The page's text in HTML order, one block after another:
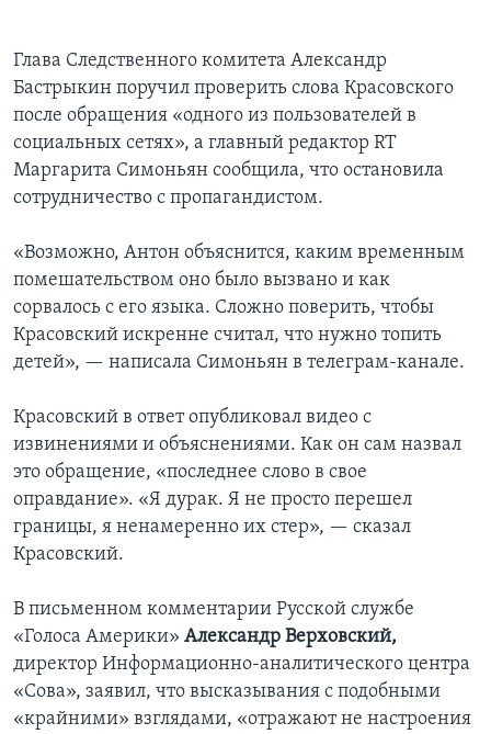
Глава Следственного комитета Александр
Бастрыкин поручил проверить слова Красовского
после обращения «одного из пользователей в
социальных сетях», а главный редактор RT
Маргарита Симоньян сообщила, что остановила
сотрудничество с пропагандистом.
«Возможно, Антон объяснится, каким временным
помешательством оно было вызвано и как
сорвалось с его языка. Сложно поверить, чтобы
Красовский искренне считал, что нужно топить
детей», — написала Симоньян в телеграм-канале.
Красовский в ответ опубликовал видео с
извинениями и объяснениями. Как он сам назвал
это обращение, «последнее слово в свое
оправдание». «Я дурак. Я не просто перешел
границы, я ненамеренно их стер», — сказал
Красовский.
В письменном комментарии Русской службе
«Голоса Америки» Александр Верховский,
директор Информационно-аналитического центра
«Сова», заявил, что высказывания с подобными
«крайними» взглядами, «отражают не настроения